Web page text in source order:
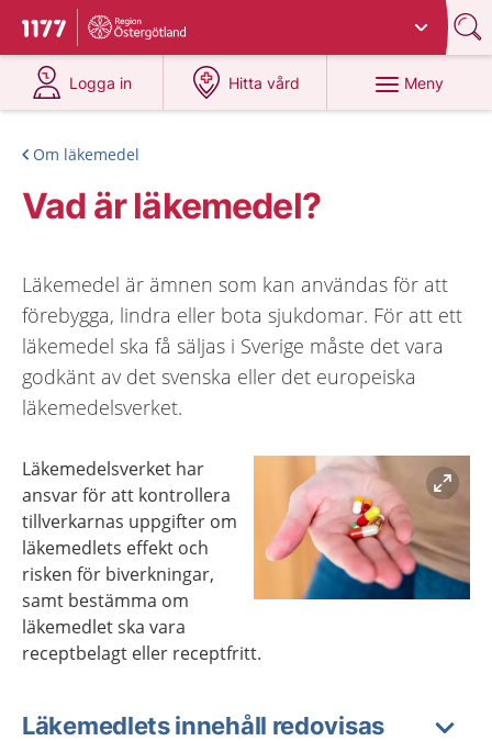
Till startsidan för 1177
Du har valt region
Logga in
på 1177.se
Hitta vård
på 1177.se
Meny
Om läkemedel
Vad är läkemedel?
Läkemedel är ämnen som kan användas för att
förebygga, lindra eller bota sjukdomar. För att ett
läkemedel ska få säljas i Sverige måste det vara
godkänt av det svenska eller det europeiska
läkemedelsverket.
Läkemedelsverket har
ansvar för att kontrollera
tillverkarnas uppgifter om
läkemedlets effekt och
risken för biverkningar,
samt bestämma om
läkemedlet ska vara
receptbelagt eller receptfritt.
Läkemedlets innehåll redovisas